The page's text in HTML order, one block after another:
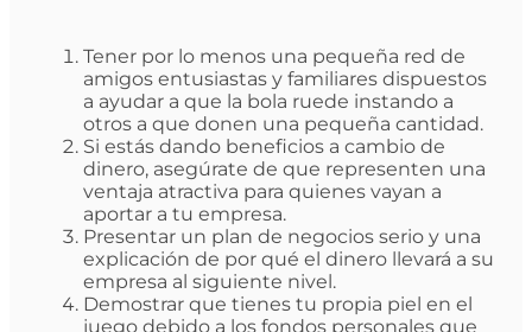
Tener por lo menos una pequeña red de
amigos entusiastas y familiares dispuestos
a ayudar a que la bola ruede instando a
otros a que donen una pequeña cantidad.
Si estás dando beneficios a cambio de
dinero, asegúrate de que representen una
ventaja atractiva para quienes vayan a
aportar a tu empresa.
Presentar un plan de negocios serio y una
explicación de por qué el dinero llevará a su
empresa al siguiente nivel.
Demostrar que tienes tu propia piel en el
juego debido a los fondos personales que